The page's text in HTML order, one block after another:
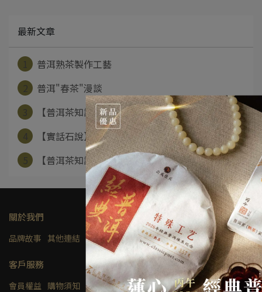
最新文章
普洱熟茶製作工藝
普洱"春茶"漫談
【普洱茶知識分享】醒茶之事 不可不知
【實話石說】~冬季泡茶藏茶之要
【普洱茶知識分享】普洱轉化之密：緊壓度
關於我們
品牌故事 其他連結 隱私權及網站使用條款
客戶服務
會員權益 購物須知 聯絡我們